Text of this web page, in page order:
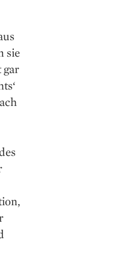
sie
gar